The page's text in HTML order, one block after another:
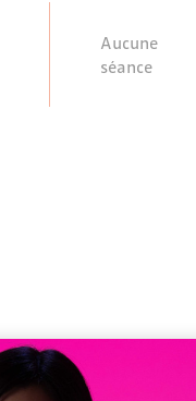
Aucune
séance